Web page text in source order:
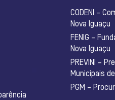
CODENI –
Nova Iguaçu
FENIG –
Nova Iguaçu
PREVINI –
Municipais
PGM –